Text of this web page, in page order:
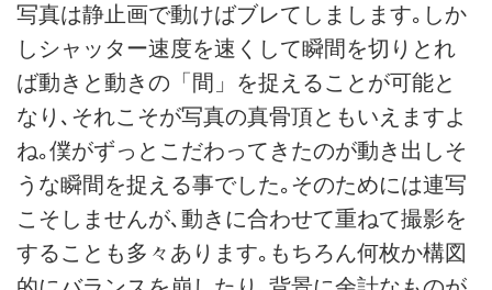
写真は静止画で動けばブレてしまします｡しか
しシャッター速度を速くして瞬間を切りとれ
ば動きと動きの「間」を捉えることが可能と
なり､それこそが写真の真骨頂ともいえますよ
ね｡僕がずっとこだわってきたのが動き出しそ
うな瞬間を捉える事でした｡そのためには連写
こそしませんが､動きに合わせて重ねて撮影を
することも多々あります｡もちろん何枚か構図